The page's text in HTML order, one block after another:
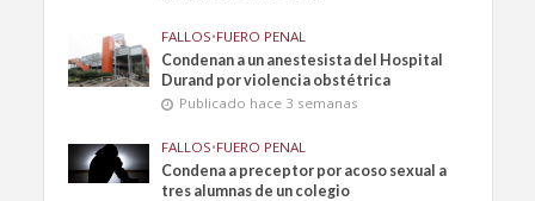
FALLOS•FUERO PENAL
Condenan a un anestesista del Hospital
Durand por violencia obstétrica
Publicado hace 3 semanas
FALLOS•FUERO PENAL
Condena a preceptor por acoso sexual a
tres alumnas de un colegio